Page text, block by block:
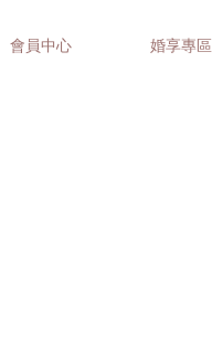
會員中心 婚享專區